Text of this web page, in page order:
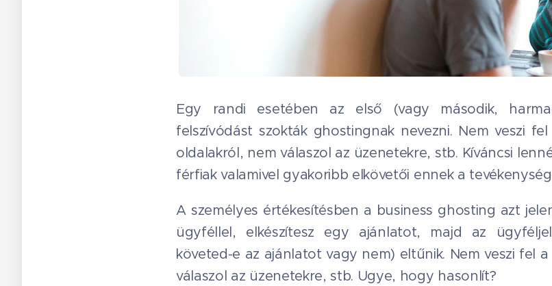
Egy randi esetében az első (vagy második,
felszívódást szokták ghostingnak nevezni. Nem veszi
oldalakról, nem válaszol az üzenetekre, stb. Kíváncsi
férfiak valamivel gyakoribb elkövetői ennek a
A személyes értékesítésben a business ghosting azt
ügyféllel, elkészítesz egy ajánlatot, majd az
követed-e az ajánlatot vagy nem) eltűnik. Nem veszi fel
válaszol az üzenetekre, stb. Ugye, hogy hasonlít?